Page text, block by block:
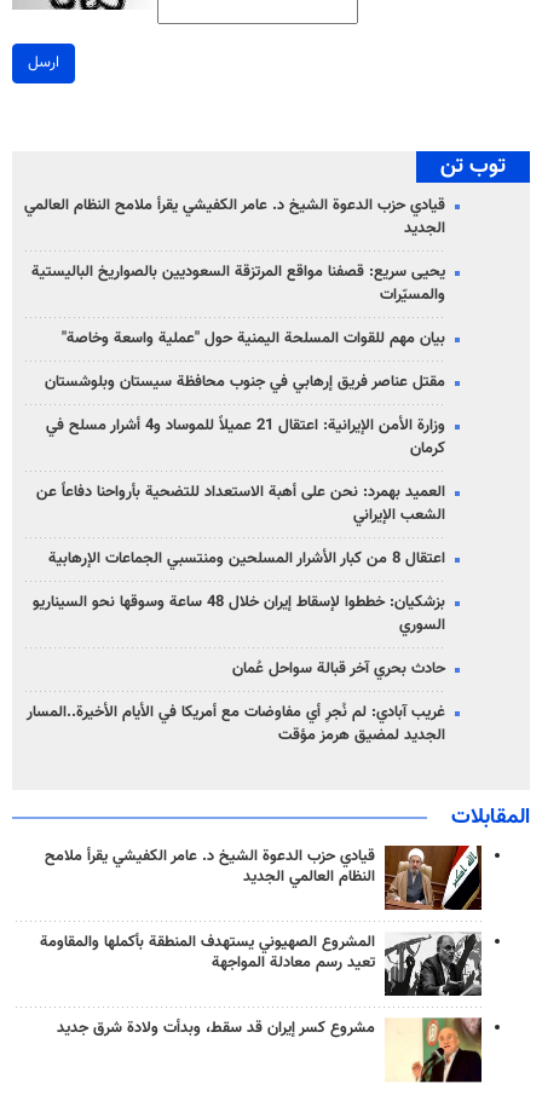
ارسل
توب تن
قيادي حزب الدعوة الشيخ د. عامر الكفيشي يقرأ ملامح النظام العالمي
الجديد
يحيى سريع: قصفنا مواقع المرتزقة السعوديين بالصواريخ الباليستية
والمسيّرات
بيان مهم للقوات المسلحة اليمنية حول "عملية واسعة وخاصة"
مقتل عناصر فريق إرهابي في جنوب محافظة سيستان وبلوشستان
وزارة الأمن الإيرانية: اعتقال 21 عميلاً للموساد و4 أشرار مسلح في
كرمان
العميد بهمرد: نحن على أهبة الاستعداد للتضحية بأرواحنا دفاعاً عن
الشعب الإيراني
اعتقال 8 من كبار الأشرار المسلحين ومنتسبي الجماعات الإرهابية
بزشكيان: خططوا لإسقاط إيران خلال 48 ساعة وسوقها نحو السيناريو
السوري
حادث بحري آخر قبالة سواحل عُمان
غريب آبادي: لم نُجرِ أي مفاوضات مع أمريكا في الأيام الأخيرة..المسار
الجديد لمضيق هرمز مؤقت
المقابلات
قيادي حزب الدعوة الشيخ د. عامر الكفيشي يقرأ ملامح
النظام العالمي الجديد
المشروع الصهيوني يستهدف المنطقة بأكملها والمقاومة
تعيد رسم معادلة المواجهة
مشروع كسر إيران قد سقط، وبدأت ولادة شرق جديد